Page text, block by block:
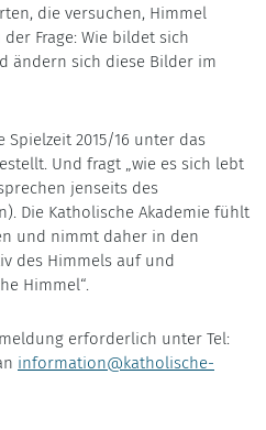
die versuchen, Himmel
Frage: Wie bildet sich
ändern sich diese Bilder im
Spielzeit 2015/16 unter das
Und fragt „wie es sich lebt
jenseits des
Die Katholische Akademie fühlt
und nimmt daher in den
des Himmels auf und
Himmel“.
erforderlich unter Tel:
information@katholische-